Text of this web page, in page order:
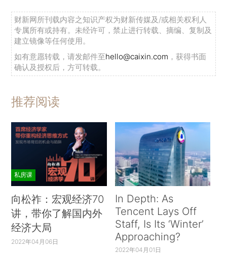
财新网所刊载内容之知识产权为财新传媒及/或相关权利人
专属所有或持有。未经许可，禁止进行转载、摘编、复制及
建立镜像等任何使用。
如有意愿转载，请发邮件至hello@caixin.com ，获得书面
确认及授权后，方可转载。
推荐阅读
私房课
向松祚：宏观经济70
讲，带你了解国内外
经济大局
2022年04月06日
In Depth: As
Tencent Lays Off
Staff, Is Its ‘Winter’
Approaching?
2022年04月01日